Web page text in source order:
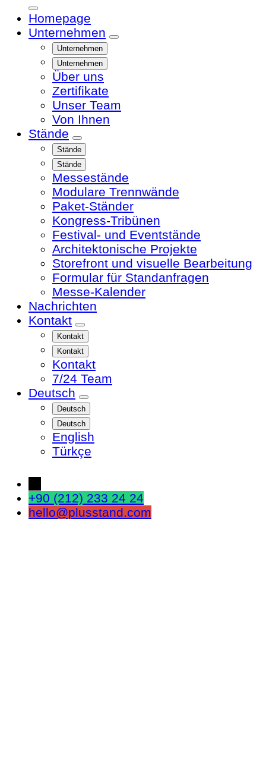
Homepage
Unternehmen
Unternehmen
Unternehmen
Über uns
Zertifikate
Unser Team
Von Ihnen
Stände
Stände
Stände
Messestände
Modulare Trennwände
Paket-Ständer
Kongress-Tribünen
Festival- und Eventstände
Architektonische Projekte
Storefront und visuelle Bearbeitung
Formular für Standanfragen
Messe-Kalender
Nachrichten
Kontakt
Kontakt
Kontakt
Kontakt
7/24 Team
Deutsch
Deutsch
Deutsch
English
Türkçe
+90 (212) 233 24 24
hello@plusstand.com